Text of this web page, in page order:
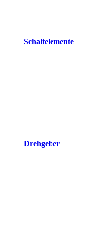
Schaltelemente
Drehgeber